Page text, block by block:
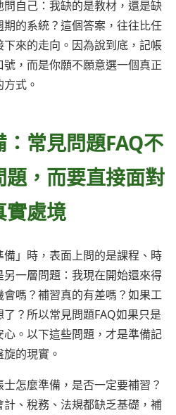
自己：我缺的是教材，還是缺
的系統？這個答案，往往比任
來的走向。因為說到底，記帳
，而是你願不願意選一個真正
式。
常見問題FAQ不
，而要直接面對
實處境
」時，表面上問的是課程、時
一層問題：我現在開始還來得
嗎？補習真的有差嗎？如果工
？所以常見問題FAQ如果只是
。以下這些問題，才是準備記
的現實。
怎麼準備，是否一定要補習？
、稅務、法規都缺乏基礎，補